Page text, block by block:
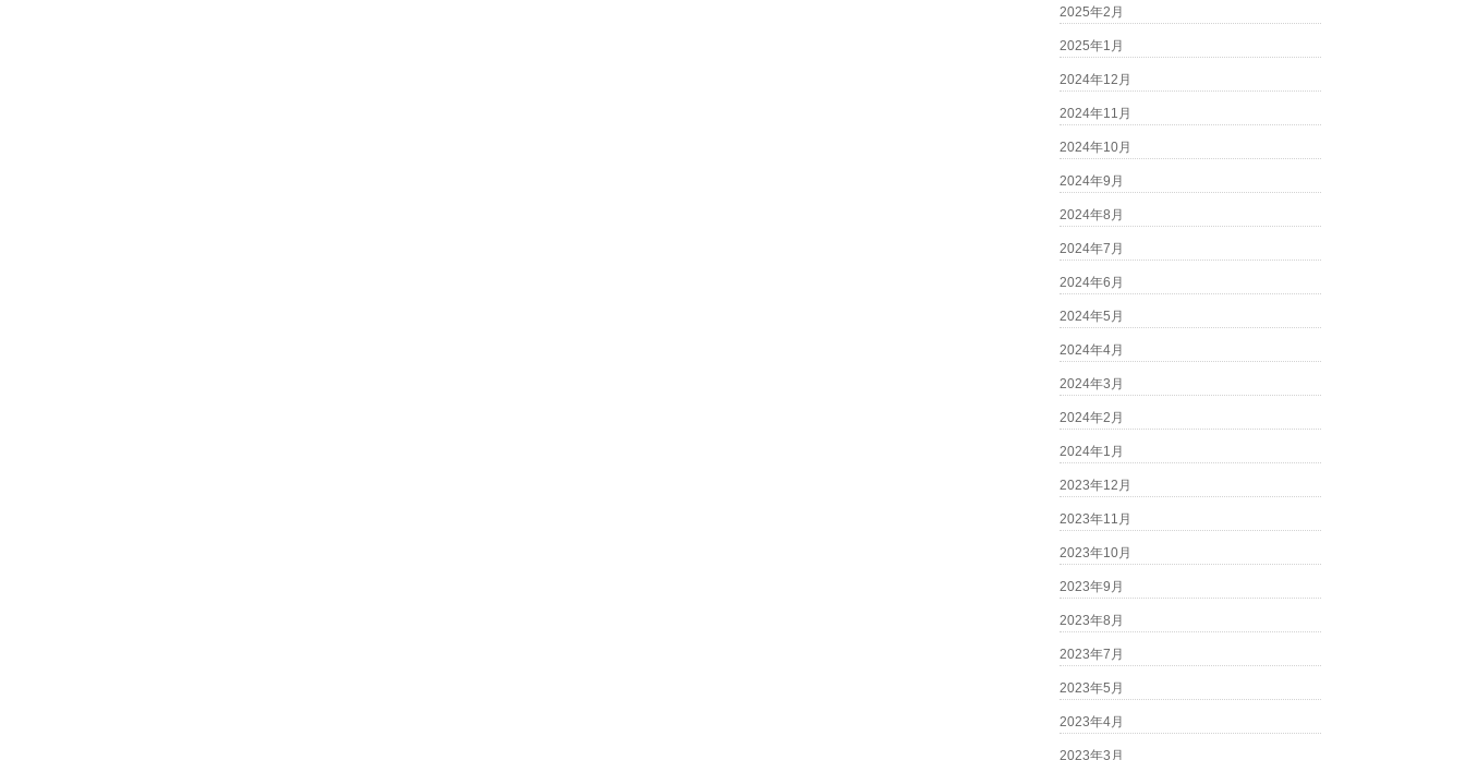
2025年2月
2025年1月
2024年12月
2024年11月
2024年10月
2024年9月
2024年8月
2024年7月
2024年6月
2024年5月
2024年4月
2024年3月
2024年2月
2024年1月
2023年12月
2023年11月
2023年10月
2023年9月
2023年8月
2023年7月
2023年5月
2023年4月
2023年3月